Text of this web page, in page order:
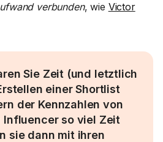
verbunden, wie Victor
Sie Zeit (und letztlich
einer Shortlist
der Kennzahlen von
Influencer so viel Zeit
sie dann mit ihren